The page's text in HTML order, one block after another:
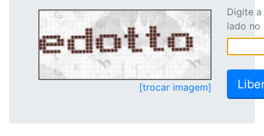
[trocar imagem]
Digite
lado no